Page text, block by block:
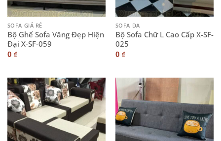
SOFA GIÁ RẺ
Bộ Ghế Sofa Văng Đẹp Hiện
Đại X-SF-059
0 ₫
SOFA DA
Bộ Sofa Chữ L Cao Cấp X-SF-
025
0 ₫